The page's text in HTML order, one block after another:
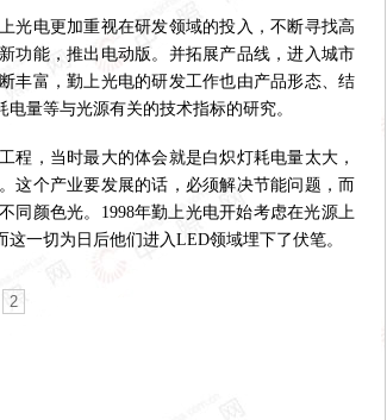
电更加重视在研发领域的投入，不断寻找高
功能，推出电动版。并拓展产品线，进入城市
丰富，勤上光电的研发工作也由产品形态、结
量等与光源有关的技术指标的研究。
，当时最大的体会就是白炽灯耗电量太大，
这个产业要发展的话，必须解决节能问题，而
同颜色光。1998年勤上光电开始考虑在光源上
一切为日后他们进入LED领域埋下了伏笔。
2